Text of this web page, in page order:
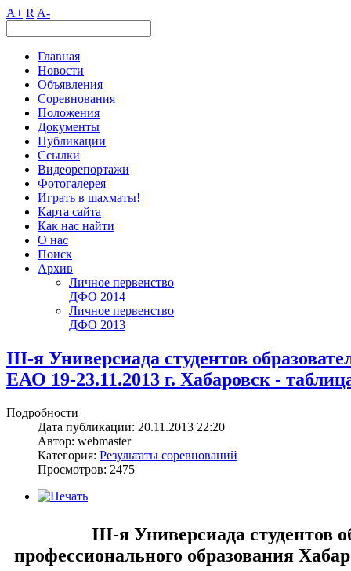
A+ R A-
Главная
Новости
Объявления
Соревнования
Положения
Документы
Публикации
Ссылки
Видеорепортажи
Фотогалерея
Играть в шахматы!
Карта сайта
Как нас найти
О нас
Поиск
Архив
Личное первенство
ДФО 2014
Личное первенство
ДФО 2013
III-я Универсиада студентов
ЕАО 19-23.11.2013 г. Хабаровск -
Подробности
Дата публикации: 20.11.2013 22:20
Автор: webmaster
Категория: Результаты соревнований
Просмотров: 2475
III-я Универсиада студентов
профессионального образования